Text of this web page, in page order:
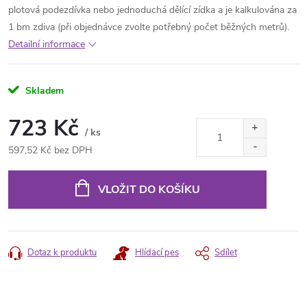
plotová podezdívka nebo jednoduchá dělící zídka a je kalkulována za
1 bm zdiva (při objednávce zvolte potřebný počet běžných metrů).
Detailní informace
Skladem
723 Kč / ks
597,52 Kč bez DPH
VLOŽIT DO KOŠÍKU
Dotaz k produktu Hlídací pes Sdílet